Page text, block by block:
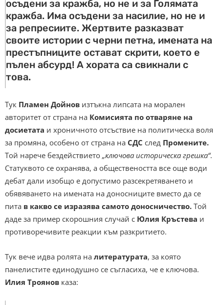
осъдени за кражба, но не и за Голямата
кражба. Има осъдени за насилие, но не и
за репресиите. Жертвите разказват
своите истории с черни петна, имената на
престъпниците остават скрити, което е
пълен абсурд! А хората са свикнали с
това.
Тук Пламен Дойнов изтъкна липсата на морален
авторитет от страна на Комисията по отваряне на
досиетата и хроничното отсъствие на политическа воля
за промяна, особено от страна на СДС след Промените.
Той нарече бездействието „ключова историческа грешка“.
Статуквото се охранява, а обществеността все още води
дебат дали изобщо е допустимо разсекретяването и
обявяването на имената на доносниците вместо да се
пита в какво се изразява самото доносничество. Той
даде за пример скорошния случай с Юлия Кръстева и
противоречивите реакции към разкритието.
Тук вече идва ролята на литературата, за която
панелистите единодушно се съгласиха, че е ключова.
Илия Троянов каза: